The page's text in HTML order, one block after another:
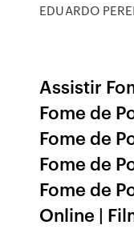
EDUARDO
Assistir
Fome de
Fome de
Fome de
Fome de
Online |